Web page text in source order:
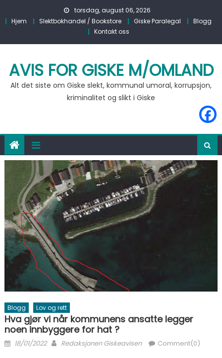
torsdag, august 06, 2026
Hjem
Slektbokhandel / Bookstore Giske Paralegal
Blogg
Kontakt oss
AVIS FOR GISKE M/OMLAND
Alt det siste om Giske slekt, kommunal umoral, korrupsjon,
kriminalitet og slikt i Giske
Blogg Lov og rett
Hva gjør vi når kommunens ansatte legger
noen innbyggere for hat ?
Posted on
18/01/2022 Author
Redaksjonen Giskeavisen Comment(0)